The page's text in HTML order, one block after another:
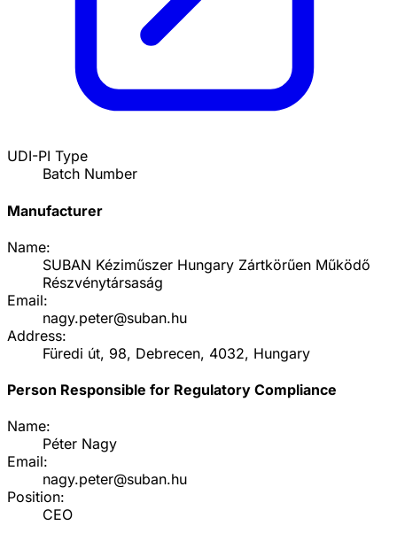
UDI-PI Type
Batch Number
Manufacturer
Name:
SUBAN Kéziműszer Hungary Zártkörűen Működő
Részvénytársaság
Email:
nagy.peter@suban.hu
Address:
Füredi út, 98, Debrecen, 4032, Hungary
Person Responsible for Regulatory Compliance
Name:
Péter Nagy
Email:
nagy.peter@suban.hu
Position:
CEO